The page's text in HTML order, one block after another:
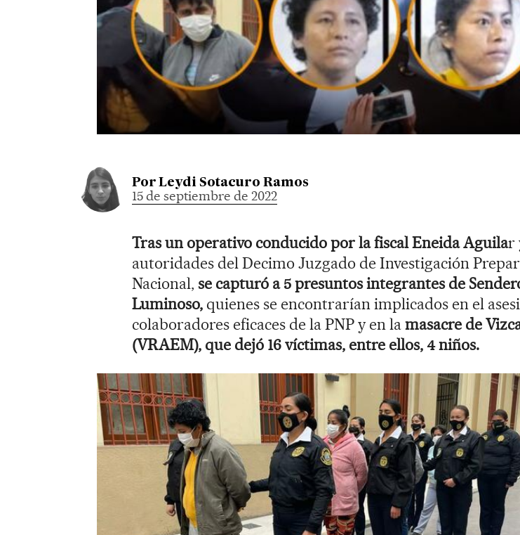
Por Leydi Sotacuro Ramos
15 de septiembre de 2022
Tras un operativo conducido por la fiscal Eneida Aguilar
autoridades del Decimo Juzgado de Investigación
Nacional, se capturó a 5 presuntos integrantes de
Luminoso, quienes se encontrarían implicados en el
colaboradores eficaces de la PNP y en lamasacre de
(VRAEM), que dejó 16 víctimas, entre ellos, 4 niños.